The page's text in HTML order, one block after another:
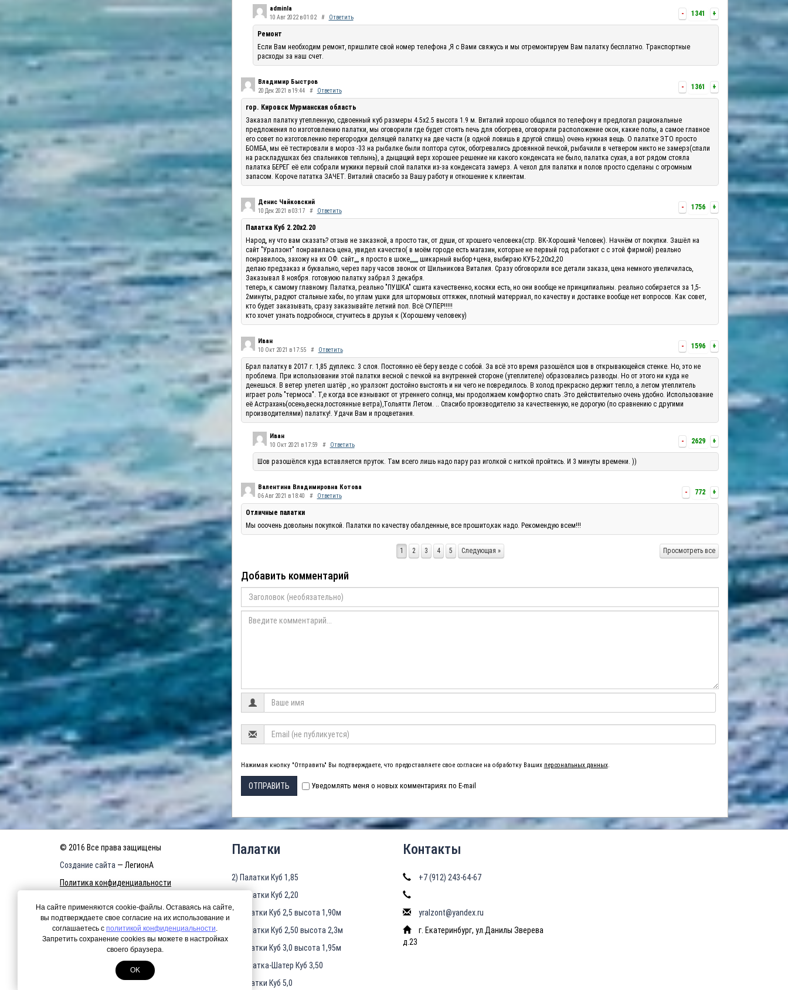
- 1341 +
adminla
10 Авг 2022 в 01:02 # Ответить
Ремонт
Если Вам необходим ремонт, пришлите свой номер телефона ,Я с Вами свяжусь и мы отремонтируем Вам палатку бесплатно. Транспортные
расходы за наш счет.
- 1361 +
Владимир Быстров
20 Дек 2021 в 19:44 # Ответить
гор. Кировск Мурманская область
Заказал палатку утепленную, сдвоенный куб размеры 4.5х2.5 высота 1.9 м. Виталий хорошо общался по телефону и предлогал рациональные
предложения по изготовлению палатки, мы оговорили где будет стоять печь для обогрева, оговорили расположение окон, какие полы, а самое главное
его совет по изготовлению перегородки делящей палатку на две части (в одной ловишь в другой спишь) очень нужная вещь. О палатке ЭТО просто
БОМБА, мы её тестировали в мороз -33 на рыбалке были полтора суток, обогревались дровянной печкой, рыбачили в четвером никто не замерз(спали
на раскладушках без спальников теплынь), а дыщащий верх хорошее решение ни какого конденсата не было, палатка сухая, а вот рядом стояла
палатка БЕРЕГ её ели собрали мужики первый слой палатки из-за конденсата замерз. А чехол для палатки и полов просто сделаны с огромным
запасом. Короче пататка ЗАЧЕТ. Виталий спасибо за Вашу работу и отношение к клиентам.
- 1756 +
Денис Чайковский
10 Дек 2021 в 03:17 # Ответить
Палатка Куб 2.20x2.20
Народ, ну что вам сказать? отзыв не заказной, а просто так, от души, от хрошего человека(стр. ВК-Хороший Человек). Начнём от покупки. Зашёл на
сайт "Уралзонт" понравилась цена, увидел качество( в моём городе есть магазин, которые не первый год работают с с этой фирмой) реально
понравилось, захожу на их ОФ. сайт,,,, я просто в шоке,,,,,,, шикарный выбор+цена, выбираю КУБ-2,20х2,20
делаю предзаказ и буквально, через пару часов звонок от Шильникова Виталия. Сразу обговорили все детали заказа, цена немного увеличилась,
Заказывал 8 ноября. готовуюю палатку забрал 3 декабря.
теперь, к самому главному. Палатка, реально "ПУШКА" сшита качественно, косяки есть, но они вообще не принципиальны. реально собирается за 1,5-
2минуты, радуют стальные хабы, по углам ушки для штормовых оттяжек, плотный матерриал, по качеству и доставке вообще нет вопросов. Как совет,
кто будет заказывать, сразу заказывайте летний пол. Всё СУПЕР!!!!!
кто хочет узнать подробноси, стучитесь в друзья к (Хорошему человеку)
- 1596 +
Иван
10 Окт 2021 в 17:55 # Ответить
Брал палатку в 2017 г. 1,85 дуплекс. 3 слоя. Постоянно её беру везде с собой. За всё это время разошёлся шов в открывающейся стенке. Но, это не
проблема. При использовании этой палатки весной с печкой на внутренней стороне (утеплителе) образовались разводы. Но от этого ни куда не
денешься. В ветер улетел шатёр , но уралзонт достойно выстоять и ни чего не повредилось. В холод прекрасно держит тепло, а летом утеплитель
играет роль "термоса". Т,е когда все изнывают от утреннего солнца, мы продолжаем комфортно спать .Это действительно очень удобно. Использование
её Астрахань(осень,весна,постоянные ветра),Тольятти Летом. .. Спасибо производителю за качественную, не дорогую (по сравнению с другими
производителями) палатку!. Удачи Вам и процветания.
- 2629 +
Иван
10 Окт 2021 в 17:59 # Ответить
Шов разошёлся куда вставляется пруток. Там всего лишь надо пару раз иголкой с ниткой пройтись. И 3 минуты времени. ))
- 772 +
Валентина Владимировна Котова
06 Авг 2021 в 18:40 # Ответить
Отличные палатки
Мы ооочень довольны покупкой. Палатки по качеству обалденные, все прошито,как надо. Рекомендую всем!!!
Просмотреть все
1 2 3 4 5 Следующая »
Добавить комментарий
Нажимая кнопку "Отправить" Вы подтверждаете, что предоставляете свое согласие на обработку Ваших персональных данных.
ОТПРАВИТЬ Уведомлять меня о новых комментариях по E-mail
© 2016 Все права защищены
Создание сайта — ЛегионА
Политика конфиденциальности
КАРТА САЙТА
Палатки
2) Палатки Куб 1,85
3) Палатки Куб 2,20
4)Палатки Куб 2,5 высота 1,90м
5) Палатки Куб 2,50 высота 2,3м
6)Палатки Куб 3,0 высота 1,95м
7) Палатка-Шатер Куб 3,50
8)Палатки Куб 5,0
Контакты
+7 (912) 243-64-67
yralzont@yandex.ru
г. Екатеринбург, ул.Данилы Зверева
д.23
На сайте применяются cookie-файлы. Оставаясь на сайте,
вы подтверждаете свое согласие на их использование и
соглашаетесь с политикой конфиденциальности.
Запретить сохранение cookies вы можете в настройках
своего браузера.
OK